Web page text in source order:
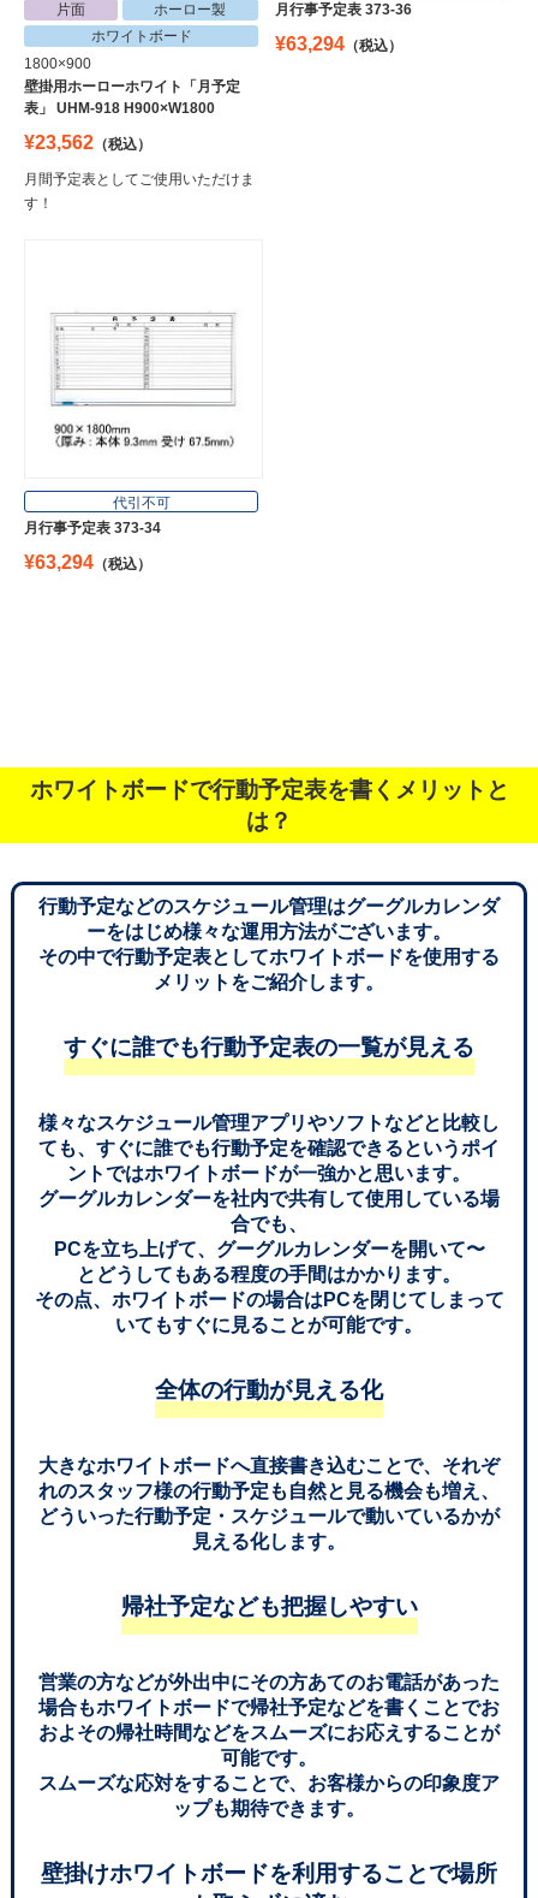
片面
ホーロー製
ホワイトボード
1800×900
壁掛用ホーローホワイト「月予定
表」 UHM-918 H900×W1800
¥23,562 （税込）
月間予定表としてご使用いただけま
す！
月行事予定表 373-36
¥63,294 （税込）
代引不可
月行事予定表 373-34
¥63,294 （税込）
ホワイトボードで行動予定表を書くメリットと
は？
行動予定などのスケジュール管理はグーグルカレンダ
ーをはじめ様々な運用方法がございます。
その中で行動予定表としてホワイトボードを使用する
メリットをご紹介します。
すぐに誰でも行動予定表の一覧が見える
様々なスケジュール管理アプリやソフトなどと比較し
ても、すぐに誰でも行動予定を確認できるというポイ
ントではホワイトボードが一強かと思います。
グーグルカレンダーを社内で共有して使用している場
合でも、
PCを立ち上げて、グーグルカレンダーを開いて〜
とどうしてもある程度の手間はかかります。
その点、ホワイトボードの場合はPCを閉じてしまって
いてもすぐに見ることが可能です。
全体の行動が見える化
大きなホワイトボードへ直接書き込むことで、それぞ
れのスタッフ様の行動予定も自然と見る機会も増え、
どういった行動予定・スケジュールで動いているかが
見える化します。
帰社予定なども把握しやすい
営業の方などが外出中にその方あてのお電話があった
場合もホワイトボードで帰社予定などを書くことでお
およその帰社時間などをスムーズにお応えすることが
可能です。
スムーズな応対をすることで、お客様からの印象度ア
ップも期待できます。
壁掛けホワイトボードを利用することで場所